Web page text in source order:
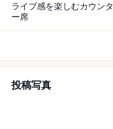
ライブ感を楽しむカウンタ
ー席
投稿写真